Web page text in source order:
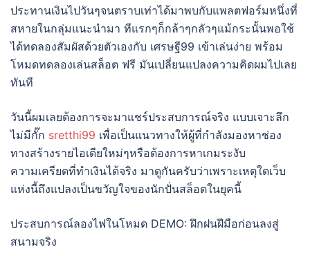
ประทานเงินไปวันๆจนตราบเท่าได้มาพบกับแพลตฟอร์มหนึ่งที่
สหายในกลุ่มแนะนำมา ทีแรกๆก็กล้าๆกลัวๆแม้กระนั้นพอใช้
ได้ทดลองสัมผัสด้วยตัวเองกับ เศรษฐี99 เข้าเล่นง่าย พร้อม
โหมดทดลองเล่นสล็อต ฟรี มันเปลี่ยนแปลงความคิดผมไปเลย
ทันที
วันนี้ผมเลยต้องการจะมาแชร์ประสบการณ์จริง แบบเจาะลึก
ไม่มีกั๊ก sretthi99 เพื่อเป็นแนวทางให้ผู้ที่กำลังมองหาช่อง
ทางสร้างรายไอเดียใหม่ๆหรือต้องการหาเกมระงับ
ความเครียดที่ทำเงินได้จริง มาดูกันครับว่าเพราะเหตุใดเว็บ
แห่งนี้ถึงแปลงเป็นขวัญใจของนักปั่นสล็อตในยุคนี้
ประสบการณ์ลองไฟในโหมด DEMO: ฝึกฝนฝีมือก่อนลงสู่
สนามจริง